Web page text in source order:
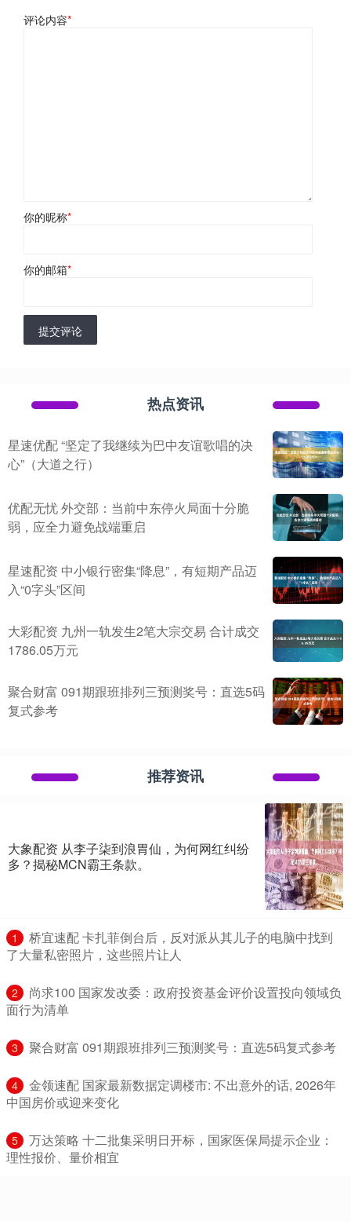
评论内容*
你的昵称*
你的邮箱*
提交评论
热点资讯
星速优配 “坚定了我继续为巴中友谊歌唱的决
心”（大道之行）
优配无忧 外交部：当前中东停火局面十分脆
弱，应全力避免战端重启
星速配资 中小银行密集“降息”，有短期产品迈
入“0字头”区间
大彩配资 九州一轨发生2笔大宗交易 合计成交
1786.05万元
聚合财富 091期跟班排列三预测奖号：直选5码
复式参考
推荐资讯
大象配资 从李子柒到浪胃仙，为何网红纠纷
多？揭秘MCN霸王条款。
1
​桥宜速配 卡扎菲倒台后，反对派从其儿子的电脑中找到
了大量私密照片，这些照片让人
2
​尚求100 国家发改委：政府投资基金评价设置投向领域负
面行为清单
3 ​聚合财富 091期跟班排列三预测奖号：直选5码复式参考
4
​金领速配 国家最新数据定调楼市: 不出意外的话, 2026年
中国房价或迎来变化
5
​万达策略 十二批集采明日开标，国家医保局提示企业：
理性报价、量价相宜